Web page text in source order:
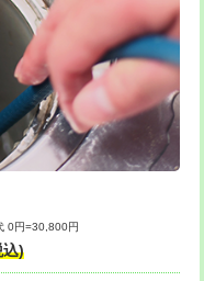
+8,800円
11,000円~
55,000円
33,000円
8,800円
11,000円
22,000円
33,000円
0円=30,800円
込)